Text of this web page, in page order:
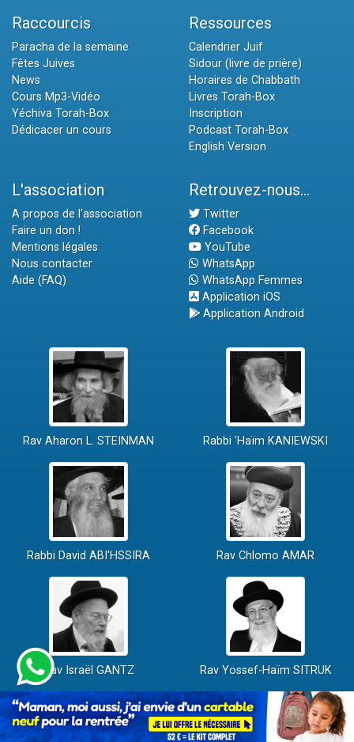
Raccourcis
Paracha de la semaine
Fêtes Juives
News
Cours Mp3-Vidéo
Yéchiva Torah-Box
Dédicacer un cours
Ressources
Calendrier Juif
Sidour (livre de prière)
Horaires de Chabbath
Livres Torah-Box
Inscription
Podcast Torah-Box
English Version
L'association
A propos de l'association
Faire un don !
Mentions légales
Nous contacter
Aide (FAQ)
Retrouvez-nous...
Twitter
Facebook
YouTube
WhatsApp
WhatsApp Femmes
Application iOS
Application Android
Rav Aharon L. STEINMAN Rabbi 'Haïm KANIEWSKI
Rabbi David ABI'HSSIRA Rav Chlomo AMAR
Rav Israël GANTZ Rav Yossef-Haïm SITRUK